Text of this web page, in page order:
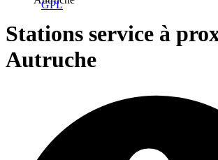
GPL
Stations service à
Autruche